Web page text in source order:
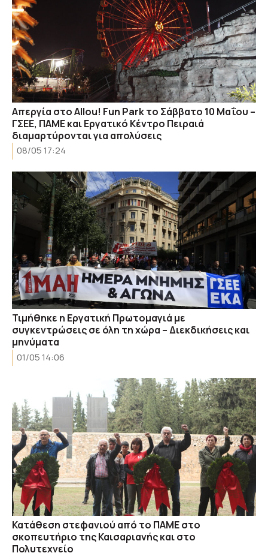
Απεργία στο Allou! Fun Park το Σάββατο 10 Μαΐου –
ΓΣΕΕ, ΠΑΜΕ και Εργατικό Κέντρο Πειραιά
διαμαρτύρονται για απολύσεις
08/05 17:24
Τιμήθηκε η Εργατική Πρωτομαγιά με
συγκεντρώσεις σε όλη τη χώρα – Διεκδικήσεις και
μηνύματα
01/05 14:06
Κατάθεση στεφανιού από το ΠΑΜΕ στο
σκοπευτήριο της Καισαριανής και στο
Πολυτεχνείο